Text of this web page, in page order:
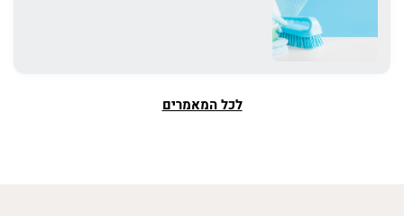
לכל המאמרים